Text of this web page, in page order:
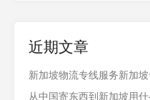
近期文章
新加坡物流专线服务新加
从中国寄东西到新加坡用